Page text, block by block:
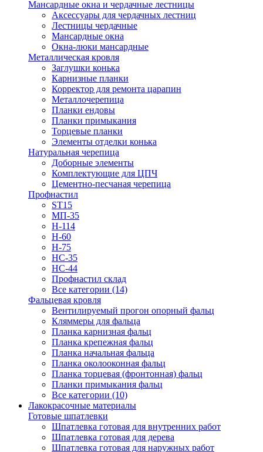
Мансардные окна и чердачные лестницы
Аксессуары для чердачных лестниц
Лестницы чердачные
Мансардные окна
Окна-люки мансардные
Металлическая кровля
Заглушки конька
Карнизные планки
Корректор для ремонта царапин
Металлочерепица
Планки ендовы
Планки примыкания
Торцевые планки
Элементы отделки конька
Натуральная черепица
Доборные элементы
Комплектующие для ЦПЧ
Цементно-песчаная черепица
Профнастил
ST15
МП-35
Н-114
Н-60
Н-75
НС-35
НС-44
Профнастил склад
Все категории (14)
Фальцевая кровля
Вентилируемый прогон опорный фальц
Кляммеры для фальца
Планка карнизная фальц
Планка крепежная фальц
Планка начальная фальца
Планка околооконная фальц
Планка торцевая (фронтонная) фальц
Планки примыкания фальц
Все категории (10)
Лакокрасочные материалы
Готовые шпатлевки
Шпатлевка готовая для внутренних работ
Шпатлевка готовая для дерева
Шпатлевка готовая для наружных работ